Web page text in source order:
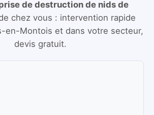
de destruction de nids de
chez vous : intervention rapide
en-Montois et dans votre secteur,
devis gratuit.